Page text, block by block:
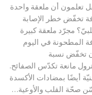
تعلمون أن ملعقة واحدة
تخفّض خطر الإصابة
مجرّد ملعقة كبيرة
المطحونة في اليوم
تخفّض نسبة
مانعة تكدّس الصفائح.
أيضًا بمضادات الأكسدة
صحّة القلب والأوعية…